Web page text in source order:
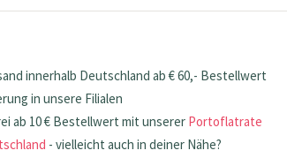
innerhalb Deutschland ab € 60,- Bestellwert
in unsere Filialen
ab 10 € Bestellwert mit unserer Portoflatrate
- vielleicht auch in deiner Nähe?